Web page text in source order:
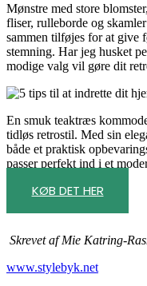
Mønstre med store
fliser, rulleborde og
sammen tilføjes for at give
stemning. Har jeg husket
modige valg vil gøre dit
En smuk teaktræs
tidløs retrostil. Med sin
både et praktisk
passer perfekt ind i et
KØB DET HER
Skrevet af Mie Katring-
www.stylebyk.net